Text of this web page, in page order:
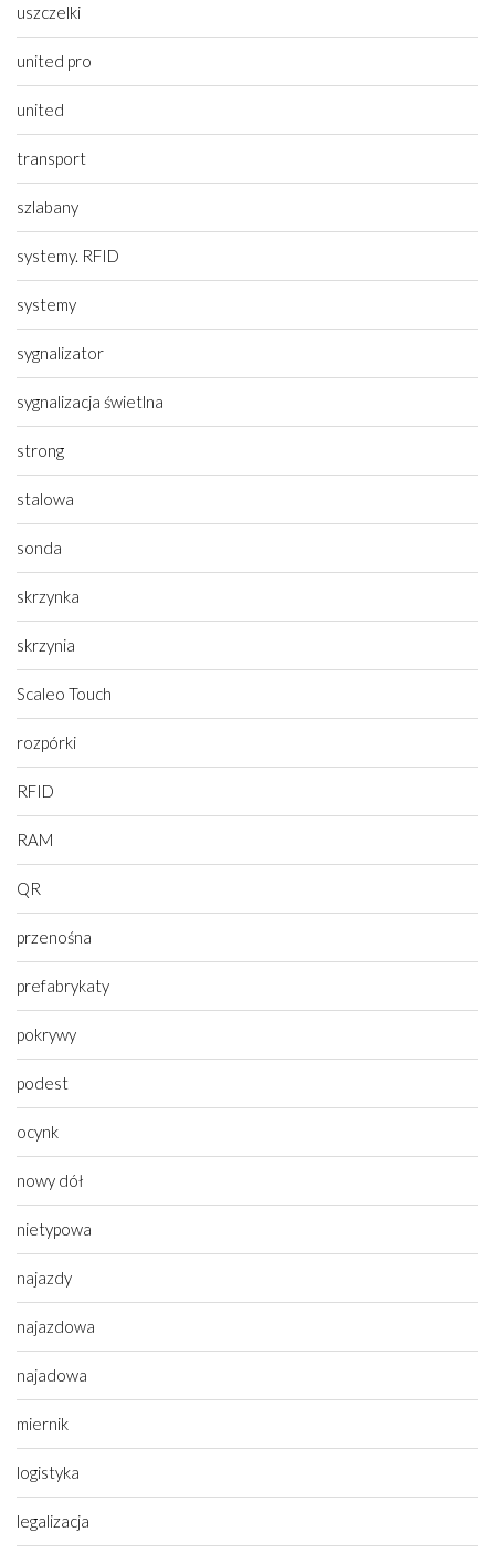
uszczelki
united pro
united
transport
szlabany
systemy. RFID
systemy
sygnalizator
sygnalizacja świetlna
strong
stalowa
sonda
skrzynka
skrzynia
Scaleo Touch
rozpórki
RFID
RAM
QR
przenośna
prefabrykaty
pokrywy
podest
ocynk
nowy dół
nietypowa
najazdy
najazdowa
najadowa
miernik
logistyka
legalizacja